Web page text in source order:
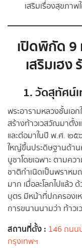
เสริมเรื่องสุขภาพ
เปิดพิกัด 9
เสริมเฮง
1. วัดสุทัศน์
พระอารามหลวงชั้นเอ
สร้างท้าวเวสวัณมาตั้
และต่อมาในปี พ.ศ. ๒
ใหญ่ขึ้นประดิษฐานด้าน
บูชาโดยเฉพาะ ตามคว
ชาติกำเนิดเป็นพราห
มาก เมื่อละโลกไปแล้ว
บุตร มีหน้าที่ปกครองเ
การขนานนามว่า ท้าว
สถานที่ตั้ง : 146 ถนน
กรุงเทพฯ